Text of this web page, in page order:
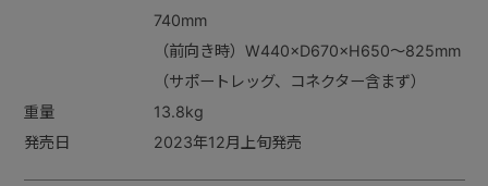
740mm
（前向き時）W440×D670×H650～825mm
（サポートレッグ、コネクター含まず）
重量
13.8kg
発売日
2023年12月上旬発売